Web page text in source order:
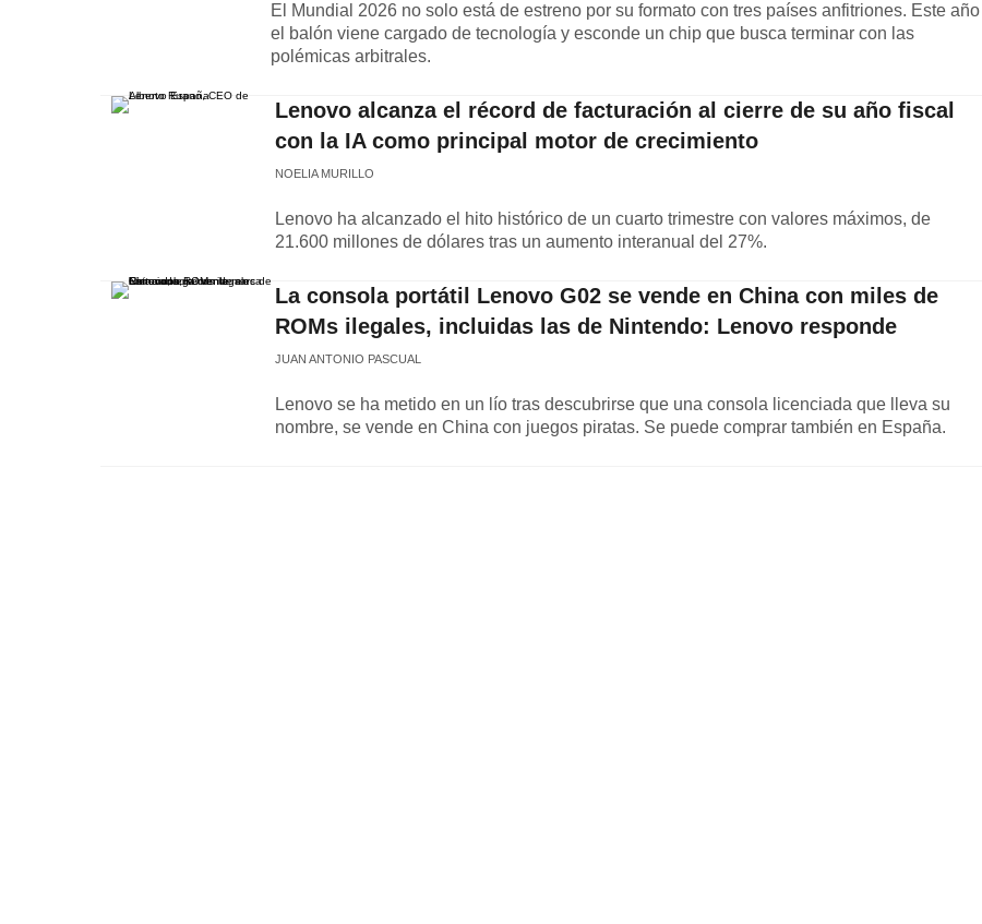
El Mundial 2026 no solo está de estreno por su formato con tres países anfitriones. Este año
el balón viene cargado de tecnología y esconde un chip que busca terminar con las
polémicas arbitrales.
Lenovo alcanza el récord de facturación al cierre de su año fiscal
con la IA como principal motor de crecimiento
NOELIA MURILLO
Lenovo ha alcanzado el hito histórico de un cuarto trimestre con valores máximos, de
21.600 millones de dólares tras un aumento interanual del 27%.
La consola portátil Lenovo G02 se vende en China con miles de
ROMs ilegales, incluidas las de Nintendo: Lenovo responde
JUAN ANTONIO PASCUAL
Lenovo se ha metido en un lío tras descubrirse que una consola licenciada que lleva su
nombre, se vende en China con juegos piratas. Se puede comprar también en España.